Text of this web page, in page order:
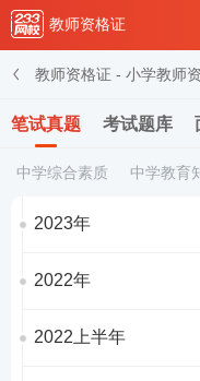
教师资格证
教师资格证 - 小学教师
笔试真题 考试题库
中学综合素质 中学教育
2023年
2022年
2022上半年